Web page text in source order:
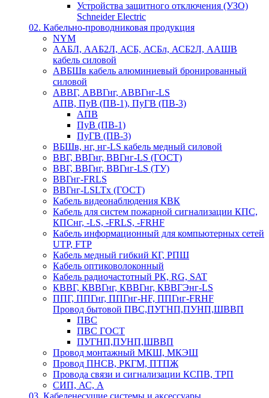
Устройства защитного отключения (УЗО)
Schneider Electric
02. Кабельно-проводниковая продукция
NYM
ААБЛ, ААБ2Л, АСБ, АСБл, АСБ2Л, ААШВ
кабель силовой
АВБШв кабель алюминиевый бронированный
силовой
АВВГ, АВВГнг, АВВГнг-LS
АПВ, ПуВ (ПВ-1), ПуГВ (ПВ-3)
АПВ
ПуВ (ПВ-1)
ПуГВ (ПВ-3)
ВБШв, нг, нг-LS кабель медный силовой
ВВГ, ВВГнг, ВВГнг-LS (ГОСТ)
ВВГ, ВВГнг, ВВГнг-LS (ТУ)
ВВГнг-FRLS
ВВГнг-LSLTx (ГОСТ)
Кабель видеонаблюдения КВК
Кабель для систем пожарной сигнализации КПС,
КПСнг, -LS, -FRLS, -FRHF
Кабель информационный для компьютерных сетей
UTP, FTP
Кабель медный гибкий КГ, РПШ
Кабель оптиковолоконный
Кабель радиочастотный РК, RG, SAT
КВВГ, КВВГнг, КВВГнг, КВВГЭнг-LS
ППГ, ППГнг, ППГнг-HF, ППГнг-FRHF
Провод бытовой ПВС,ПУГНП,ПУНП,ШВВП
ПВС
ПВС ГОСТ
ПУГНП,ПУНП,ШВВП
Провод монтажный МКШ, МКЭШ
Провод ПНСВ, РКГМ, ПТПЖ
Провода связи и сигнализации КСПВ, ТРП
СИП, АС, А
03. Кабеленесущие системы и аксессуары